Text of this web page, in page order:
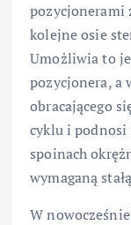
pozycjonerami
kolejne osie
Umożliwia to
pozycjonera, a
obracającego
cyklu i podnosi
spoinach
wymaganą
W